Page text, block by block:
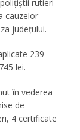
rutieri
cauzelor
judeţului.
239
lei.
în vederea
de
4 certificate